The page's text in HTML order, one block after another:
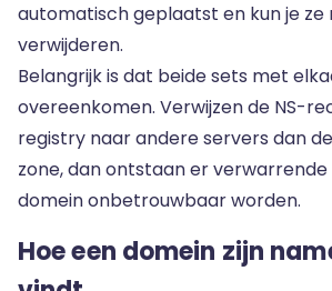
automatisch geplaatst en kun je ze
verwijderen.
Belangrijk is dat beide sets met
overeenkomen. Verwijzen de NS-
registry naar andere servers dan
zone, dan ontstaan er
domein onbetrouwbaar worden.
Hoe een domein zijn